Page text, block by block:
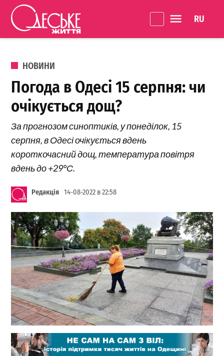
Перейти до вмісту
Життя
ОПУБЛІКОВАНО В
НОВИНИ
Погода в Одесі 15 серпня: чи
очікується дощ?
За прогнозом синоптиків, у понеділок, 15
серпня, в Одесі очікується вдень
короткочасний дощ, температура повітря
вдень до +29°С.
Редакція 14-08-2022 в 22:58